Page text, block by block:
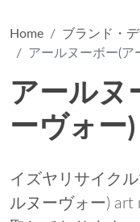
Home
ブランド・
アールヌーボー(ア
アールヌ
ーヴォー
イズヤリサイク
ルヌーヴォー) art